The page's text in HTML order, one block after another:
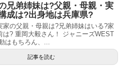
兄弟姉妹は?父親・母親・実
成は?出身地は兵庫県?
家の父親・母親は?兄弟姉妹はいる?家
は? 重岡大毅さん！ ジャニーズWEST
はもちろん、...
記事を読む